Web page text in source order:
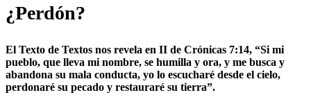
¿Perdón?
El Texto de Textos nos revela en II de Crónicas 7:14, “Si mi
pueblo, que lleva mi nombre, se humilla y ora, y me busca y
abandona su mala conducta, yo lo escucharé desde el cielo,
perdonaré su pecado y restauraré su tierra”.